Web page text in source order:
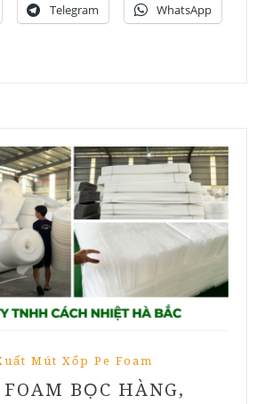
Telegram WhatsApp
Mút Xốp Pe Foam
BỌC HÀNG,